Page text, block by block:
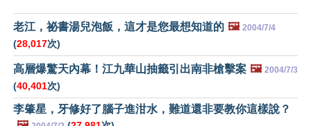
老江，祕書湯兒泡飯，這才是您最想知道的 🖼️ 2004/7/4
(28,017次)
高層爆驚天內幕！江九華山抽籤引出南非槍擊案 🖼️ 2004/7/3
(40,401次)
李肇星，牙修好了腦子進泔水，難道還非要教你這樣說？